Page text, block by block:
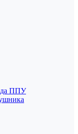
ППУ